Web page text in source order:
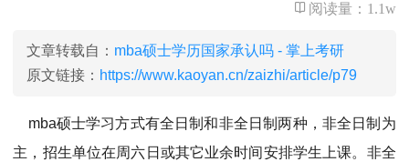
MPA公共管理
考试真题
报考经验 招生简章
阅读量： 1.1w
文章转载自： mba硕士学历国家承认吗 - 掌上考研
原文链接： https://www.kaoyan.cn/zaizhi/article/p79
mba硕士学习方式有全日制和非全日制两种，非全日制为
主，招生单位在周六日或其它业余时间安排学生上课。非全